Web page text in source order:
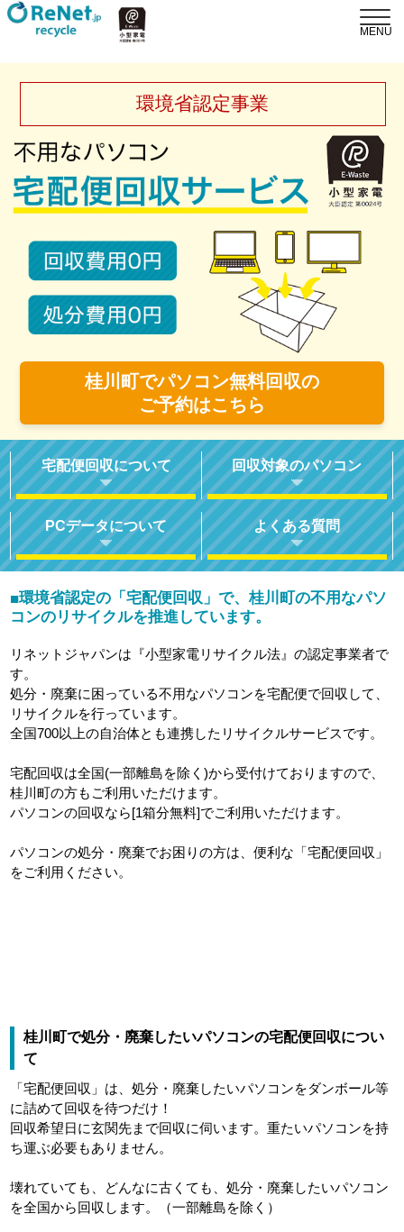
環境省認定事業
桂川町でパソコン無料回収の
ご予約はこちら
宅配便回収について 回収対象のパソコン
PCデータについて よくある質問
■環境省認定の「宅配便回収」で、桂川町の不用なパソ
コンのリサイクルを推進しています。
リネットジャパンは『小型家電リサイクル法』の認定事業者で
す。
処分・廃棄に困っている不用なパソコンを宅配便で回収して、
リサイクルを行っています。
全国700以上の自治体とも連携したリサイクルサービスです。
宅配回収は全国(一部離島を除く)から受付けておりますので、
桂川町の方もご利用いただけます。
パソコンの回収なら[1箱分無料]でご利用いただけます。
パソコンの処分・廃棄でお困りの方は、便利な「宅配便回収」
をご利用ください。
桂川町で処分・廃棄したいパソコンの宅配便回収につい
て
「宅配便回収」は、処分・廃棄したいパソコンをダンボール等
に詰めて回収を待つだけ！
回収希望日に玄関先まで回収に伺います。重たいパソコンを持
ち運ぶ必要もありません。
壊れていても、どんなに古くても、処分・廃棄したいパソコン
を全国から回収します。（一部離島を除く）